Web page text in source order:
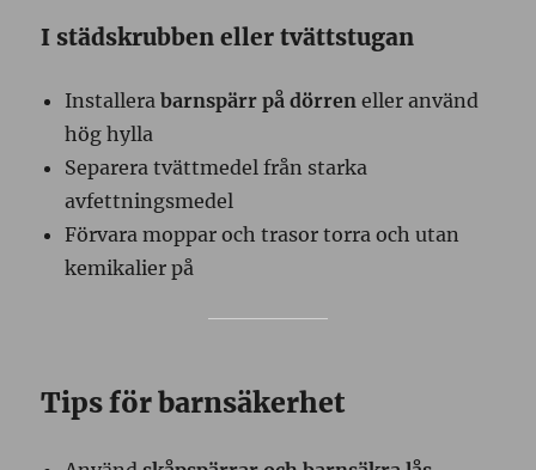
I städskrubben eller tvättstugan
Installerabarnspärr på dörren eller använd
hög hylla
Separera tvättmedel från starka
avfettningsmedel
Förvara moppar och trasor torra och utan
kemikalier på
Tips för barnsäkerhet